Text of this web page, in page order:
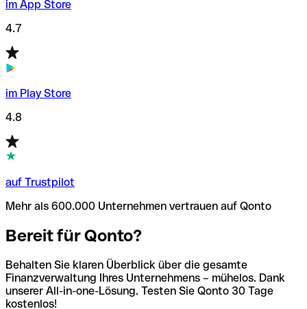
im App Store
4.7
im Play Store
4.8
auf Trustpilot
Mehr als 600.000 Unternehmen vertrauen auf Qonto
Bereit für Qonto?
Behalten Sie klaren Überblick über die gesamte
Finanzverwaltung Ihres Unternehmens – mühelos. Dank
unserer All-in-one-Lösung. Testen Sie Qonto 30 Tage
kostenlos!